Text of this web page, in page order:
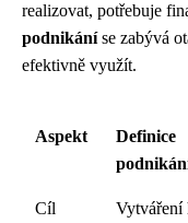
realizovat, potřebuje
podnikáníse zabývá
efektivně využít.
Aspekt
Definice
Cíl
Vytváření